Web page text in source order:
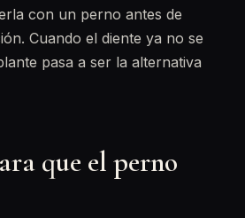
con un perno antes de
Cuando el diente ya no se
pasa a ser la alternativa
que el perno